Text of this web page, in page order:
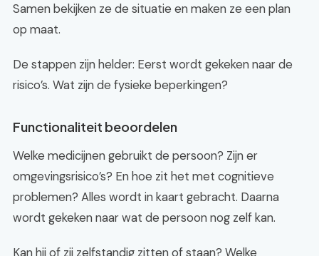
Samen bekijken ze de situatie en maken ze een plan
op maat.
De stappen zijn helder: Eerst wordt gekeken naar de
risico’s. Wat zijn de fysieke beperkingen?
Functionaliteit beoordelen
Welke medicijnen gebruikt de persoon? Zijn er
omgevingsrisico’s? En hoe zit het met cognitieve
problemen? Alles wordt in kaart gebracht. Daarna
wordt gekeken naar wat de persoon nog zelf kan.
Kan hij of zij zelfstandig zitten of staan? Welke